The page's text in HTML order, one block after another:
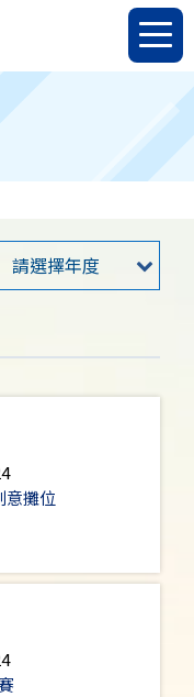
請選擇年度
意攤位